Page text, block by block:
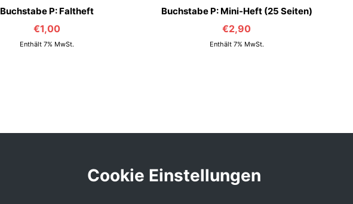
Buchstabe P: Faltheft
€1,00
Enthält 7% MwSt.
Buchstabe P: Mini-Heft (25 Seiten)
€2,90
Enthält 7% MwSt.
Cookie Einstellungen